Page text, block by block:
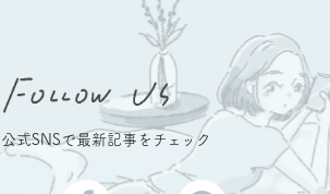
式SNSで最新記事をチェック